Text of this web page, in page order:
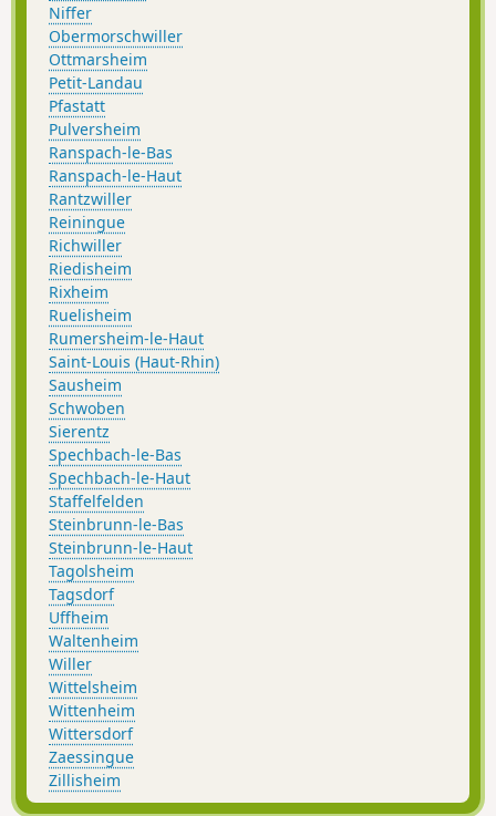
Niffer
Obermorschwiller
Ottmarsheim
Petit-Landau
Pfastatt
Pulversheim
Ranspach-le-Bas
Ranspach-le-Haut
Rantzwiller
Reiningue
Richwiller
Riedisheim
Rixheim
Ruelisheim
Rumersheim-le-Haut
Saint-Louis (Haut-Rhin)
Sausheim
Schwoben
Sierentz
Spechbach-le-Bas
Spechbach-le-Haut
Staffelfelden
Steinbrunn-le-Bas
Steinbrunn-le-Haut
Tagolsheim
Tagsdorf
Uffheim
Waltenheim
Willer
Wittelsheim
Wittenheim
Wittersdorf
Zaessingue
Zillisheim